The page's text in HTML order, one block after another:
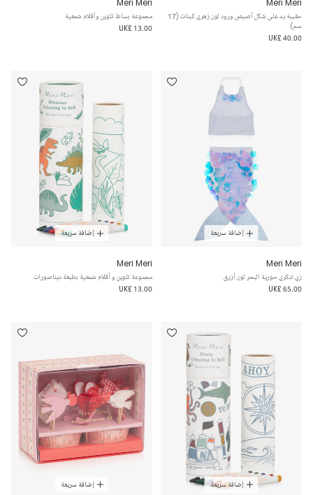
حقيبة يد على شكل أصيص ورود لون زهري للبنات (17
سم)
UK£ 40.00
مجموعة بساط تلوين وأقلام شمعية
UK£ 13.00
إضافة سريعة
Meri Meri
زي تنكري حورية البحر لون أزرق
UK£ 65.00
إضافة سريعة
Meri Meri
مجموعة تلوين و أقلام شمعية بطبعة ديناصورات
UK£ 13.00
إضافة سريعة إضافة سريعة